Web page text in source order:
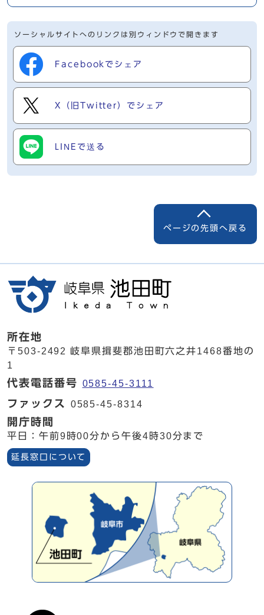
ソーシャルサイトへのリンクは別ウィンドウで開きます
Facebookでシェア
X（旧Twitter）でシェア
LINEで送る
ページの先頭へ戻る
所在地
〒503-2492 岐阜県揖斐郡池田町六之井1468番地の
1
代表電話番号 0585-45-3111
ファックス 0585-45-8314
開庁時間
平日：午前9時00分から午後4時30分まで
延長窓口について